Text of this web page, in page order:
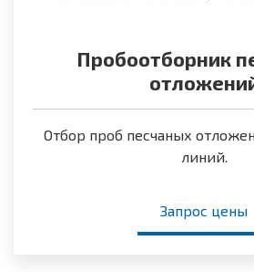
Пробоотборник
Отбор проб песчаных
линий.
Запрос цены